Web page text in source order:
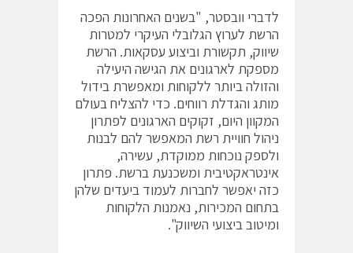
לדברי וובסטר, "בשנים האחרונות הפכה
הרשת לערוץ הגלובלי העיקרי למטרות
שיווק, תקשורת וביצוע עסקאות. הרשת
מספקת לארגונים את הגישה היעילה
והזולה ביותר ללקוחות ומאפשרת בידול
מותג והגדלת רווחים. כדי להצליח בעולם
המקוון היום, זקוקים הארגונים לפתרון
ניהול חוויית רשת המאפשר להם לבנות
ולספק נוכחות ממוקדת, עשירה,
אינטראקטיבית ומשכנעת ברשת. פתרון
כזה יאפשר לחברות לעמוד ביעדים שלהן
בתחום המכירות, נאמנות הלקוחות
ומיטוב ביצועי השיווק".